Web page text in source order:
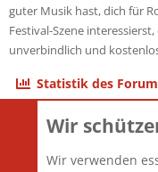
guter Musik hast, dich für
Festival-Szene
unverbindlich und
Statistik des
Themen
Mitglieder
Wir
Wir verwenden